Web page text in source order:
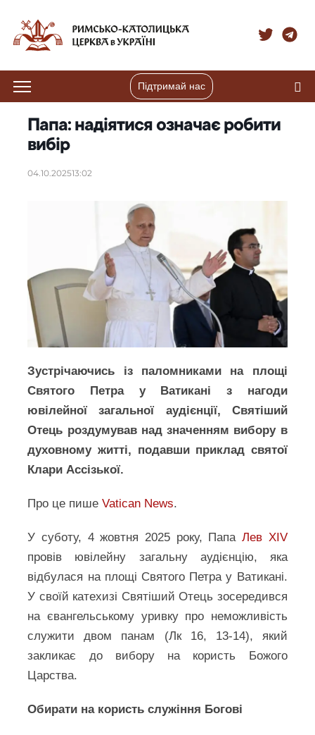
Підтримай нас
Папа: надіятися означає робити
вибір
04.10.202513:02
Зустрічаючись із паломниками на площі
Святого Петра у Ватикані з нагоди
ювілейної загальної аудієнції, Святіший
Отець роздумував над значенням вибору в
духовному житті, подавши приклад святої
Клари Ассізької.
Про це пишеVatican News.
У суботу, 4 жовтня 2025 року, Папа Лев XIV
провів ювілейну загальну аудієнцію, яка
відбулася на площі Святого Петра у Ватикані.
У своїй катехизі Святіший Отець зосередився
на євангельському уривку про неможливість
служити двом панам (Лк 16, 13-14), який
закликає до вибору на користь Божого
Царства.
Обирати на користь служіння Богові